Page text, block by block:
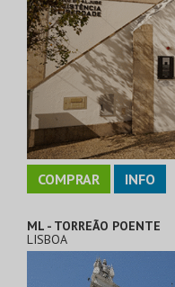
COMPRAR INFO
ML - TORREÃO POENTE
LISBOA